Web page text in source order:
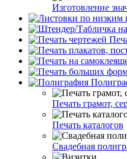
Изготовление
Печать грамот,
Печать каталогов
Свадебная